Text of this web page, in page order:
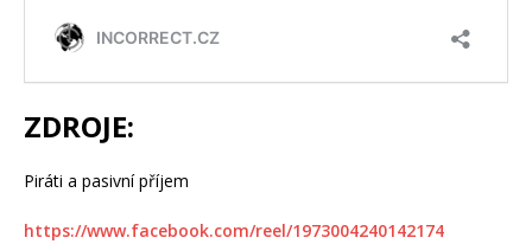
ZDROJE:
Piráti a pasivní příjem
https://www.facebook.com/reel/1973004240142174